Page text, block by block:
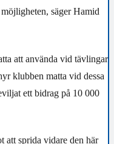
säger Hamid
att använda vid tävlingar
klubben matta vid dessa
ett bidrag på 10 000
att sprida vidare den här